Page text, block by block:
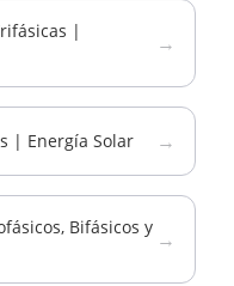
|
→
| Energía Solar →
Bifásicos y →